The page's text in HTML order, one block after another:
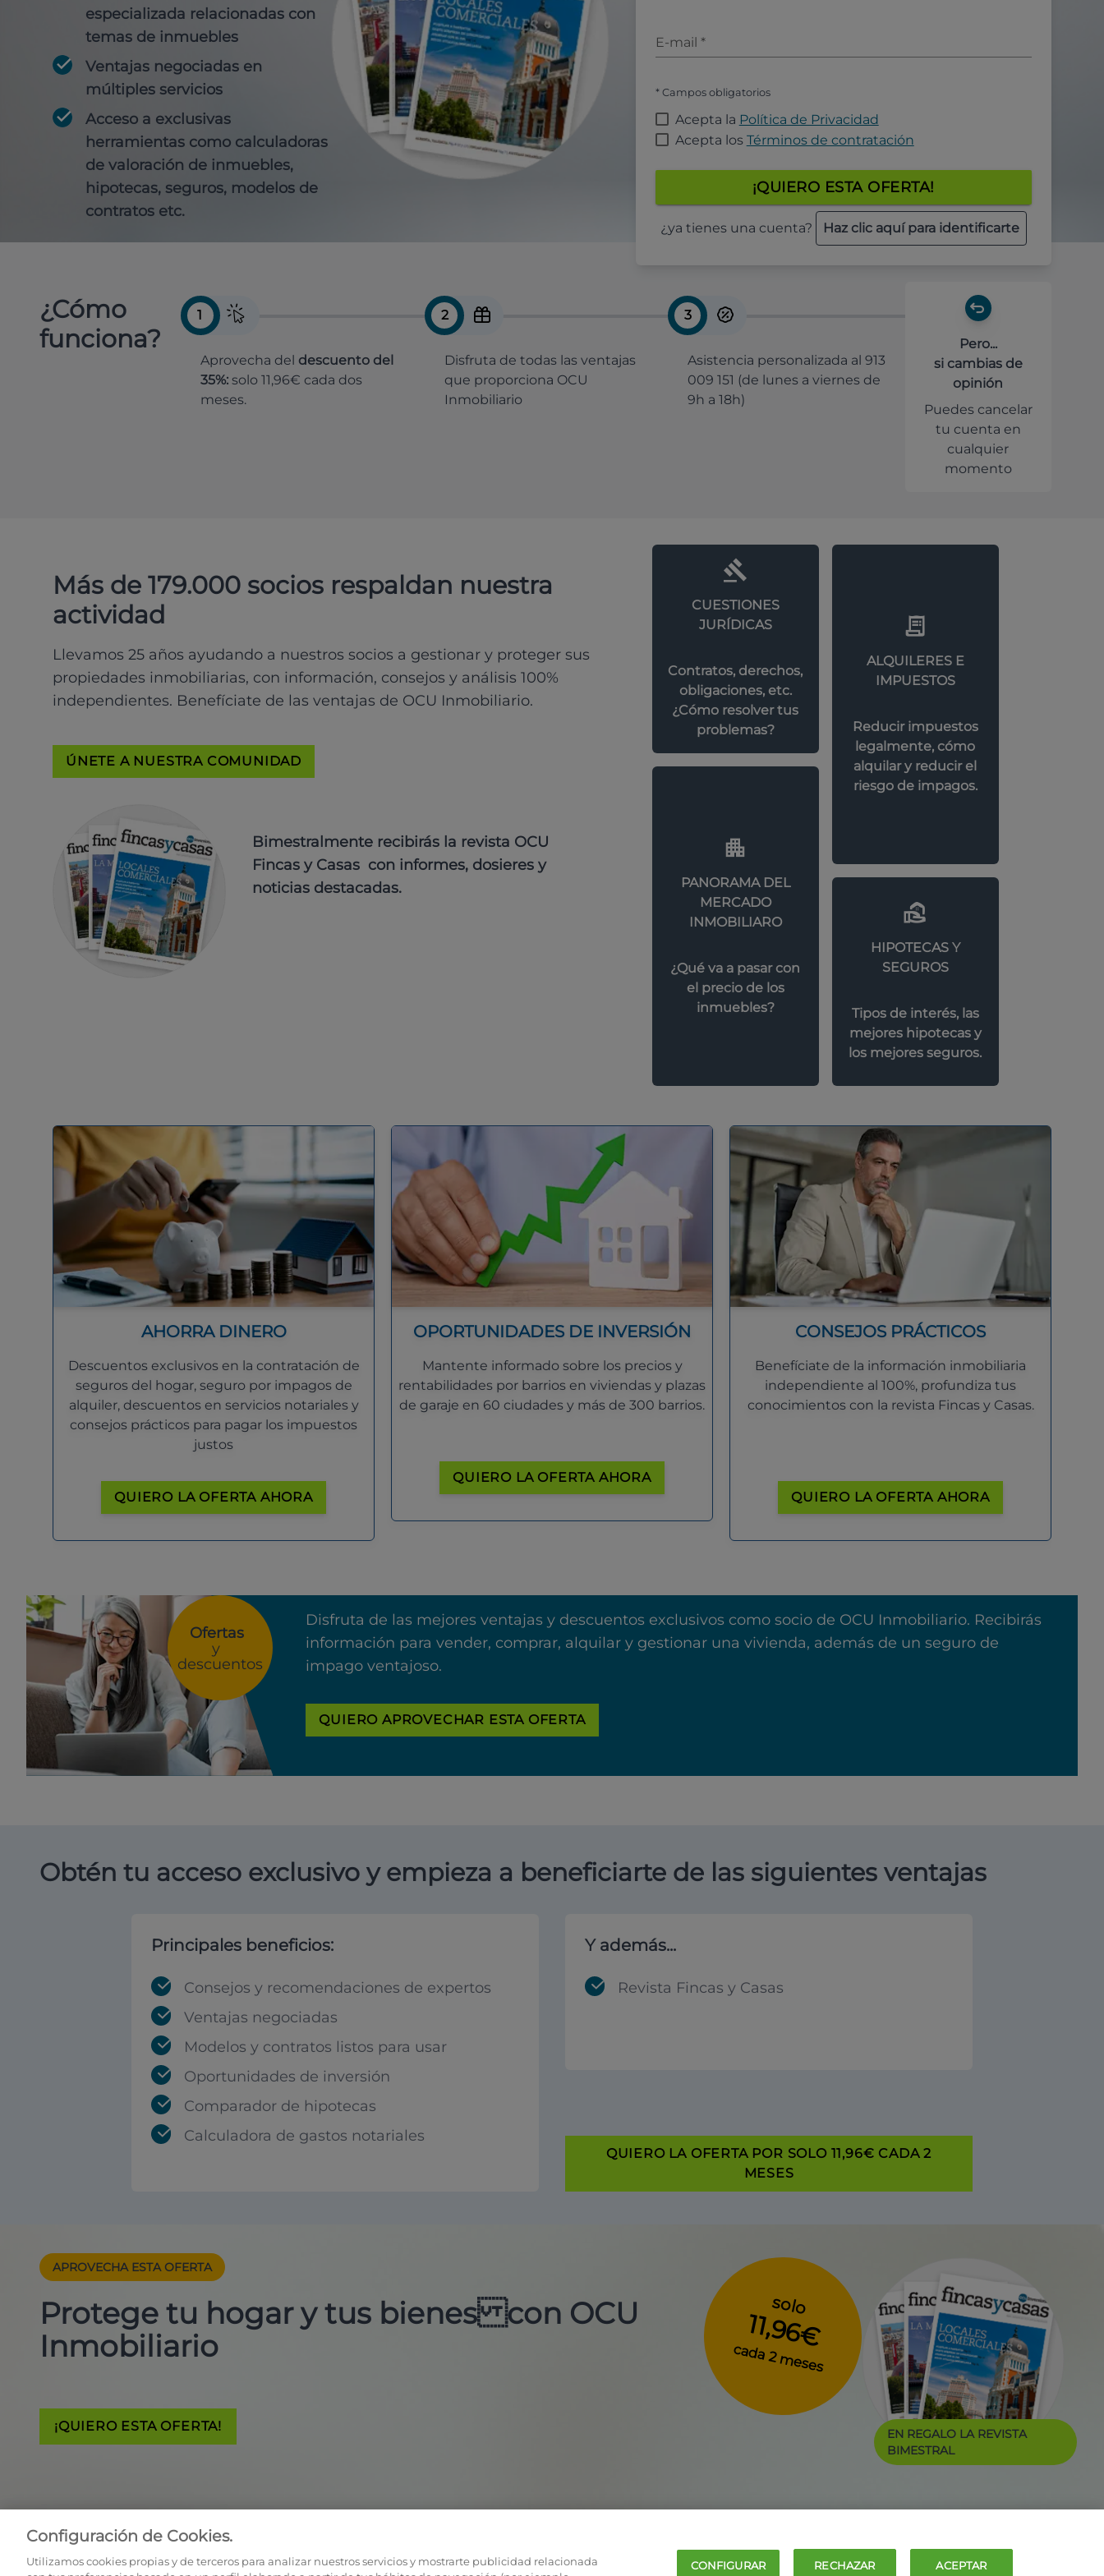
especializada relacionadas con
temas de inmuebles
Ventajas negociadas en
múltiples servicios
Acceso a exclusivas
herramientas como calculadoras
de valoración de inmuebles,
hipotecas, seguros, modelos de
contratos etc.
E-mail *
* Campos obligatorios
Acepta la Política de Privacidad
Acepta los Términos de contratación
¡QUIERO ESTA OFERTA!
¿ya tienes una cuenta? Haz clic aquí para identificarte
¿Cómo
funciona?
1
Aprovecha del descuento del
35%: solo 11,96€ cada dos
meses.
2
Disfruta de todas las ventajas
que proporciona OCU
Inmobiliario
3
Asistencia personalizada al 913
009 151 (de lunes a viernes de
9h a 18h)
Pero...
si cambias de
opinión
Puedes cancelar
tu cuenta en
cualquier
momento
Más de 179.000 socios respaldan nuestra
actividad
Llevamos 25 años ayudando a nuestros socios a gestionar y proteger sus
propiedades inmobiliarias, con información, consejos y análisis 100%
independientes. Benefíciate de las ventajas de OCU Inmobiliario.
ÚNETE A NUESTRA COMUNIDAD
Bimestralmente recibirás la revista OCU
Fincas y Casas con informes, dosieres y
noticias destacadas.
CUESTIONES
JURÍDICAS
Contratos, derechos,
obligaciones, etc.
¿Cómo resolver tus
problemas?
ALQUILERES E
IMPUESTOS
Reducir impuestos
legalmente, cómo
alquilar y reducir el
riesgo de impagos.
PANORAMA DEL
MERCADO
INMOBILIARO
¿Qué va a pasar con
el precio de los
inmuebles?
HIPOTECAS Y
SEGUROS
Tipos de interés, las
mejores hipotecas y
los mejores seguros.
AHORRA DINERO
Descuentos exclusivos en la contratación de
seguros del hogar, seguro por impagos de
alquiler, descuentos en servicios notariales y
consejos prácticos para pagar los impuestos
justos
QUIERO LA OFERTA AHORA
OPORTUNIDADES DE INVERSIÓN
Mantente informado sobre los precios y
rentabilidades por barrios en viviendas y plazas
de garaje en 60 ciudades y más de 300 barrios.
QUIERO LA OFERTA AHORA
CONSEJOS PRÁCTICOS
Benefíciate de la información inmobiliaria
independiente al 100%, profundiza tus
conocimientos con la revista Fincas y Casas.
QUIERO LA OFERTA AHORA
Ofertas
y
descuentos
Disfruta de las mejores ventajas y descuentos exclusivos como socio de OCU Inmobiliario. Recibirás
información para vender, comprar, alquilar y gestionar una vivienda, además de un seguro de
impago ventajoso.
QUIERO APROVECHAR ESTA OFERTA
Obtén tu acceso exclusivo y empieza a beneficiarte de las siguientes ventajas
Principales beneficios:
Consejos y recomendaciones de expertos
Ventajas negociadas
Modelos y contratos listos para usar
Oportunidades de inversión
Comparador de hipotecas
Calculadora de gastos notariales
Y además...
Revista Fincas y Casas
QUIERO LA OFERTA POR SOLO 11,96€ CADA 2
MESES
APROVECHA ESTAOFERTA
Protege tu hogar y tus bienes con OCU
Inmobiliario
¡QUIERO ESTA OFERTA!
solo
11,96€
cada 2 meses
EN REGALO LA REVISTA
BIMESTRAL
Configuración de Cookies.
Utilizamos cookies propias y de terceros para analizar nuestros servicios y mostrarte publicidad relacionada
CONFIGURAR RECHAZAR ACEPTAR